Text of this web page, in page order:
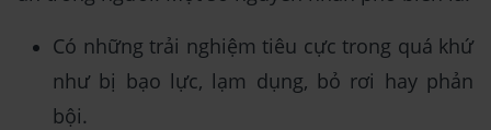
Có những trải nghiệm tiêu cực trong quá khứ
như bị bạo lực, lạm dụng, bỏ rơi hay phản
bội.